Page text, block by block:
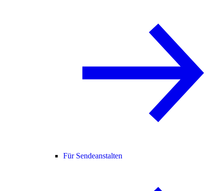
Für Sendeanstalten